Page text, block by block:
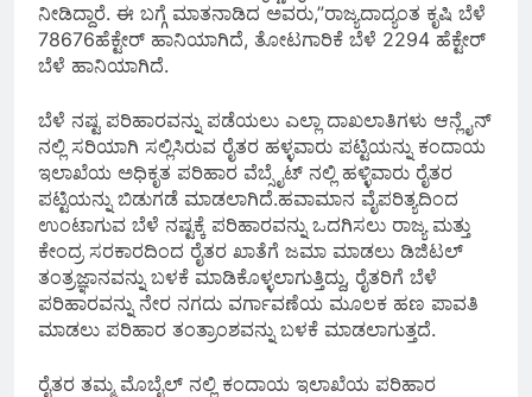
ನೀಡಿದ್ದಾರೆ. ಈ ಬಗ್ಗೆ ಮಾತನಾಡಿದ ಅವರು,”ರಾಜ್ಯದಾದ್ಯಂತ ಕೃಷಿ ಬೆಳೆ
78676ಹೆಕ್ಟೇರ್ ಹಾನಿಯಾಗಿದೆ, ತೋಟಗಾರಿಕೆ ಬೆಳೆ 2294 ಹೆಕ್ಟೇರ್
ಬೆಳೆ ಹಾನಿಯಾಗಿದೆ.
ಬೆಳೆ ನಷ್ಟ ಪರಿಹಾರವನ್ನು ಪಡೆಯಲು ಎಲ್ಲಾ ದಾಖಲಾತಿಗಳು ಆನ್ಲೈನ್
ನಲ್ಲಿ ಸರಿಯಾಗಿ ಸಲ್ಲಿಸಿರುವ ರೈತರ ಹಳ್ಳವಾರು ಪಟ್ಟಿಯನ್ನು ಕಂದಾಯ
ಇಲಾಖೆಯ ಅಧಿಕೃತ ಪರಿಹಾರ ವೆಬ್ಸೈಟ್ ನಲ್ಲಿ ಹಳ್ಳಿವಾರು ರೈತರ
ಪಟ್ಟಿಯನ್ನು ಬಿಡುಗಡೆ ಮಾಡಲಾಗಿದೆ.ಹವಾಮಾನ ವೈಪರಿತ್ಯದಿಂದ
ಉಂಟಾಗುವ ಬೆಳೆ ನಷ್ಟಕ್ಕೆ ಪರಿಹಾರವನ್ನು ಒದಗಿಸಲು ರಾಜ್ಯ ಮತ್ತು
ಕೇಂದ್ರ ಸರಕಾರದಿಂದ ರೈತರ ಖಾತೆಗೆ ಜಮಾ ಮಾಡಲು ಡಿಜಿಟಲ್
ತಂತ್ರಜ್ಞಾನವನ್ನು ಬಳಕೆ ಮಾಡಿಕೊಳ್ಳಲಾಗುತ್ತಿದ್ದು, ರೈತರಿಗೆ ಬೆಳೆ
ಪರಿಹಾರವನ್ನು ನೇರ ನಗದು ವರ್ಗಾವಣೆಯ ಮೂಲಕ ಹಣ ಪಾವತಿ
ಮಾಡಲು ಪರಿಹಾರ ತಂತ್ರಾಂಶವನ್ನು ಬಳಕೆ ಮಾಡಲಾಗುತ್ತದೆ.
ರೈತರ ತಮ್ಮ ಮೊಬೈಲ್ ನಲ್ಲಿ ಕಂದಾಯ ಇಲಾಖೆಯ ಪರಿಹಾರ